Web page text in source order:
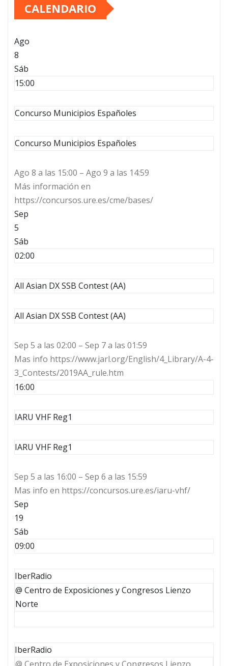
CALENDARIO
Ago
8
Sáb
15:00
Concurso Municipios Españoles
Concurso Municipios Españoles
Ago 8 a las 15:00 – Ago 9 a las 14:59
Más información en
https://concursos.ure.es/cme/bases/
Sep
5
Sáb
02:00
All Asian DX SSB Contest (AA)
All Asian DX SSB Contest (AA)
Sep 5 a las 02:00 – Sep 7 a las 01:59
Mas info https://www.jarl.org/English/4_Library/A-4-
3_Contests/2019AA_rule.htm
16:00
IARU VHF Reg1
IARU VHF Reg1
Sep 5 a las 16:00 – Sep 6 a las 15:59
Mas info en https://concursos.ure.es/iaru-vhf/
Sep
19
Sáb
09:00
IberRadio
@ Centro de Exposiciones y Congresos Lienzo
Norte
IberRadio